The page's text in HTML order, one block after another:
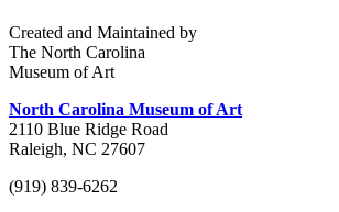
Created and Maintained by
The North Carolina
Museum of Art
North Carolina Museum of Art
2110 Blue Ridge Road
Raleigh, NC 27607
(919) 839-6262